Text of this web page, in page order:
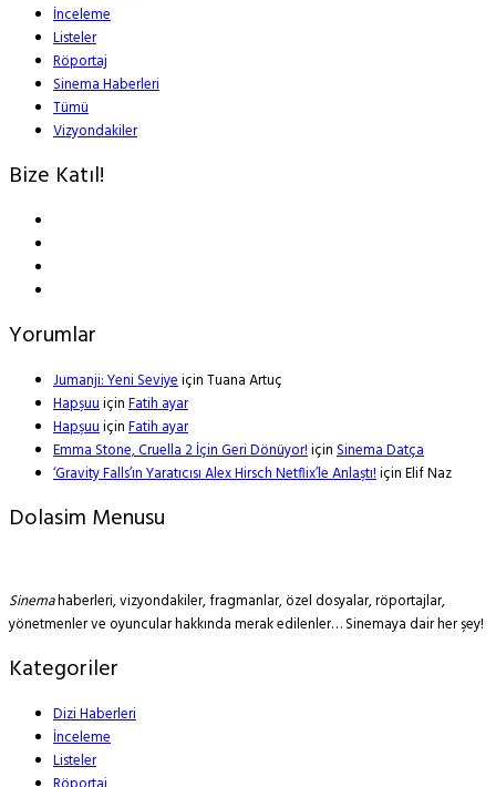
İnceleme
Listeler
Röportaj
Sinema Haberleri
Tümü
Vizyondakiler
Bize Katıl!
Yorumlar
Jumanji: Yeni SeviyeiçinTuana Artuç
HapşuuiçinFatih ayar
HapşuuiçinFatih ayar
Emma Stone, Cruella 2 İçin Geri Dönüyor!içinSinema Datça
‘Gravity Falls’ın Yaratıcısı Alex Hirsch Netflix’le Anlaştı!içinElif Naz
Dolasim Menusu
Sinemahaberleri, vizyondakiler, fragmanlar, özel dosyalar, röportajlar,
yönetmenler ve oyuncular hakkında merak edilenler… Sinemaya dair her şey!
Kategoriler
Dizi Haberleri
İnceleme
Listeler